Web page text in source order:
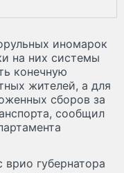
иномарок
на них системы
конечную
жителей, а для
сборов за
сообщил
губернатора